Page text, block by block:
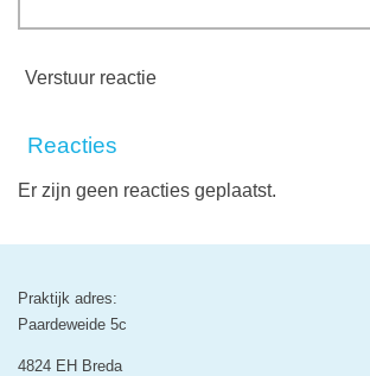
Verstuur reactie
Reacties
Er zijn geen reacties geplaatst.
Praktijk adres:
Paardeweide 5c
4824 EH Breda